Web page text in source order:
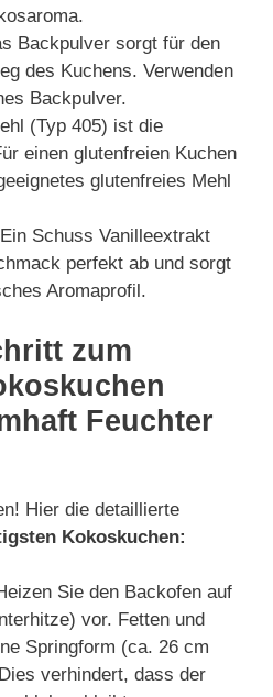
Backpulver sorgt für den
des Kuchens. Verwenden
Backpulver.
(Typ 405) ist die
einen glutenfreien Kuchen
glutenfreies Mehl
Ein Schuss Vanilleextrakt
perfekt ab und sorgt
Aromaprofil.
zum
Feuchter
Hier die detaillierte
Kokoskuchen:
Sie den Backofen auf
vor. Fetten und
Springform (ca. 26 cm
verhindert, dass der